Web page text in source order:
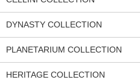
DYNASTY COLLECTION
PLANETARIUM COLLECTION
HERITAGE COLLECTION